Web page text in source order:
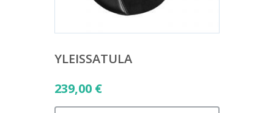
YLEISSATULA
239,00 €